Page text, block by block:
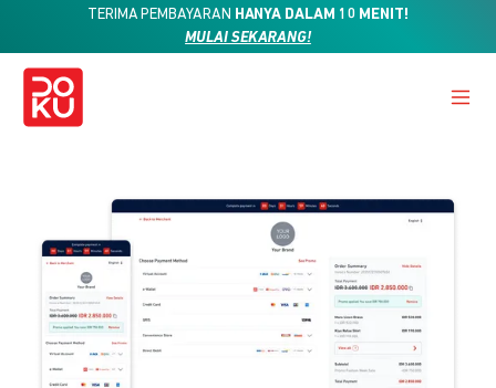
TERIMA PEMBAYARAN HANYA DALAM 10 MENIT!
MULAI SEKARANG!